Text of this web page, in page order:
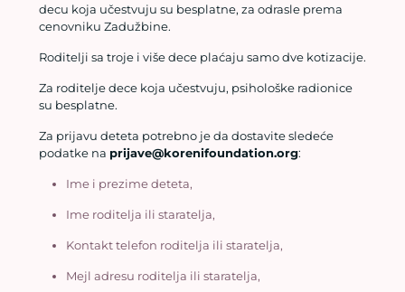
decu koja učestvuju su besplatne, za odrasle prema
cenovniku Zadužbine.
Roditelji sa troje i više dece plaćaju samo dve kotizacije.
Za roditelje dece koja učestvuju, psihološke radionice
su besplatne.
Za prijavu deteta potrebno je da dostavite sledeće
podatke na prijave@korenifoundation.org:
Ime i prezime deteta,
Ime roditelja ili staratelja,
Kontakt telefon roditelja ili staratelja,
Mejl adresu roditelja ili staratelja,